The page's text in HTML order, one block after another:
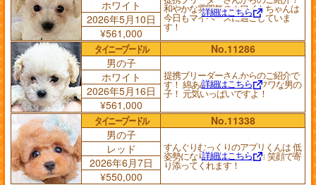
和やかな雰囲気のホワイトちゃんは
今日もマイペースに過ごしていま
す！
詳細はこちら
ホワイト
2026年5月10日
¥561,000
タイニープードル
No.11286
男の子
提携ブリーダーさんからのご紹介で
す！ 綿あめみたいにフワフワな男の
子！ 元気いっぱいですよ！
詳細はこちら
ホワイト
2026年5月16日
¥561,000
タイニープードル
No.11338
男の子
すんぐりむっくりのアプリくんは 低
姿勢になりながらニコニコ 笑顔で寄
り添ってくれます！
詳細はこちら
レッド
2026年6月7日
¥550,000